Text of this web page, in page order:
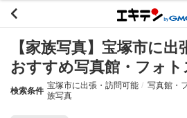
【家族写真】宝塚市に
おすすめ写真館・フォ
検索条件
宝塚市に出張・訪問可能 写真館・
族写真